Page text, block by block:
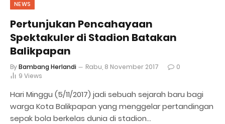
NEWS
Pertunjukan Pencahayaan
Spektakuler di Stadion Batakan
Balikpapan
ByBambang Herlandi Rabu, 8 November 2017
0
9 Views
Hari Minggu (5/11/2017) jadi sebuah sejarah baru bagi
warga Kota Balikpapan yang menggelar pertandingan
sepak bola berkelas dunia di stadion…